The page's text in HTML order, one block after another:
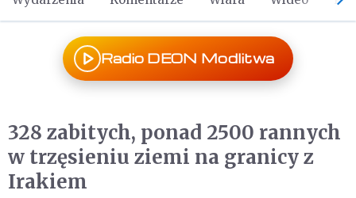
Radio DEON Modlitwa
328 zabitych, ponad 2500 rannych
w trzęsieniu ziemi na granicy z
Irakiem